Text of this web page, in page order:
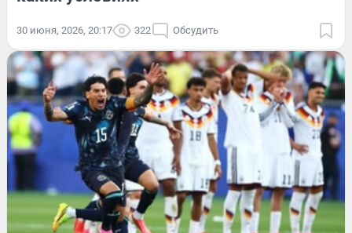
30 июня, 2026, 20:17 322 Обсудить